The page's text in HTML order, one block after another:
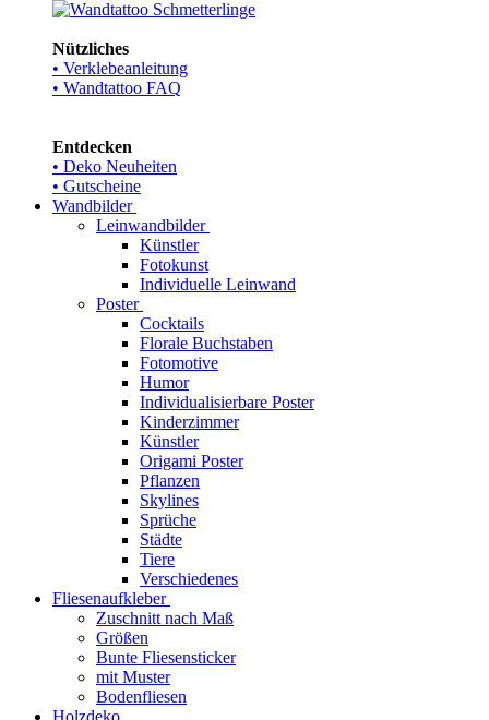
Nützliches
• Verklebeanleitung
• Wandtattoo FAQ
Entdecken
• Deko Neuheiten
• Gutscheine
Wandbilder
Leinwandbilder
Künstler
Fotokunst
Individuelle Leinwand
Poster
Cocktails
Florale Buchstaben
Fotomotive
Humor
Individualisierbare Poster
Kinderzimmer
Künstler
Origami Poster
Pflanzen
Skylines
Sprüche
Städte
Tiere
Verschiedenes
Fliesenaufkleber
Zuschnitt nach Maß
Größen
Bunte Fliesensticker
mit Muster
Bodenfliesen
Holzdeko